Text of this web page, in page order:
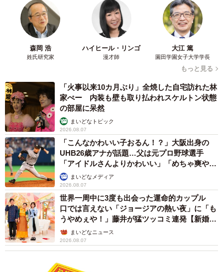
森岡 浩
姓氏研究家
ハイヒール・リンゴ
漫才師
大江 篤
園田学園女子大学学長
もっと見る
「火事以来10カ月ぶり」全焼した自宅訪れた林
家ぺー 内装も壁も取り払われスケルトン状態
の部屋に呆然
まいどなトピック
2026.08.07
「こんなかわいい子おるん！？」大阪出身の
UHB26歳アナが話題…父は元プロ野球選手
「アイドルさんよりかわいい」「めちゃ爽や
か」まいどなメディア
2026.08.07
世界一周中に3度も出会った運命的カップル
口では言えない「ジョージアの熱い夜」に「も
うやめぇや！」藤井が猛ツッコミ連発【新婚さ
ん】まいどなニュース
2026.08.07